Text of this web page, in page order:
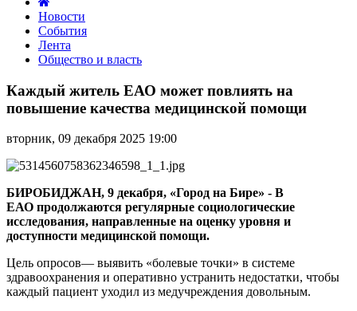
Новости
События
Лента
Общество и власть
житель
ЕАО
может
на
повышение
качества
медицинской
помощи
Каждый житель ЕАО может повлиять на
повышение качества медицинской помощи
вторник, 09 декабря 2025 19:00
БИРОБИДЖАН, 9 декабря, «Город на Бире» - В
ЕАО продолжаются регулярные социологические
исследования, направленные на оценку уровня и
доступности медицинской помощи.
Цель опросов— выявить «болевые точки» в системе
здравоохранения и оперативно устранить недостатки, чтобы
каждый пациент уходил из медучреждения довольным.